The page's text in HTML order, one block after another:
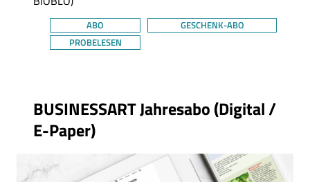
ABO
GESCHENK-ABO
PROBELESEN
BUSINESSART Jahresabo (Digital /
E-Paper)